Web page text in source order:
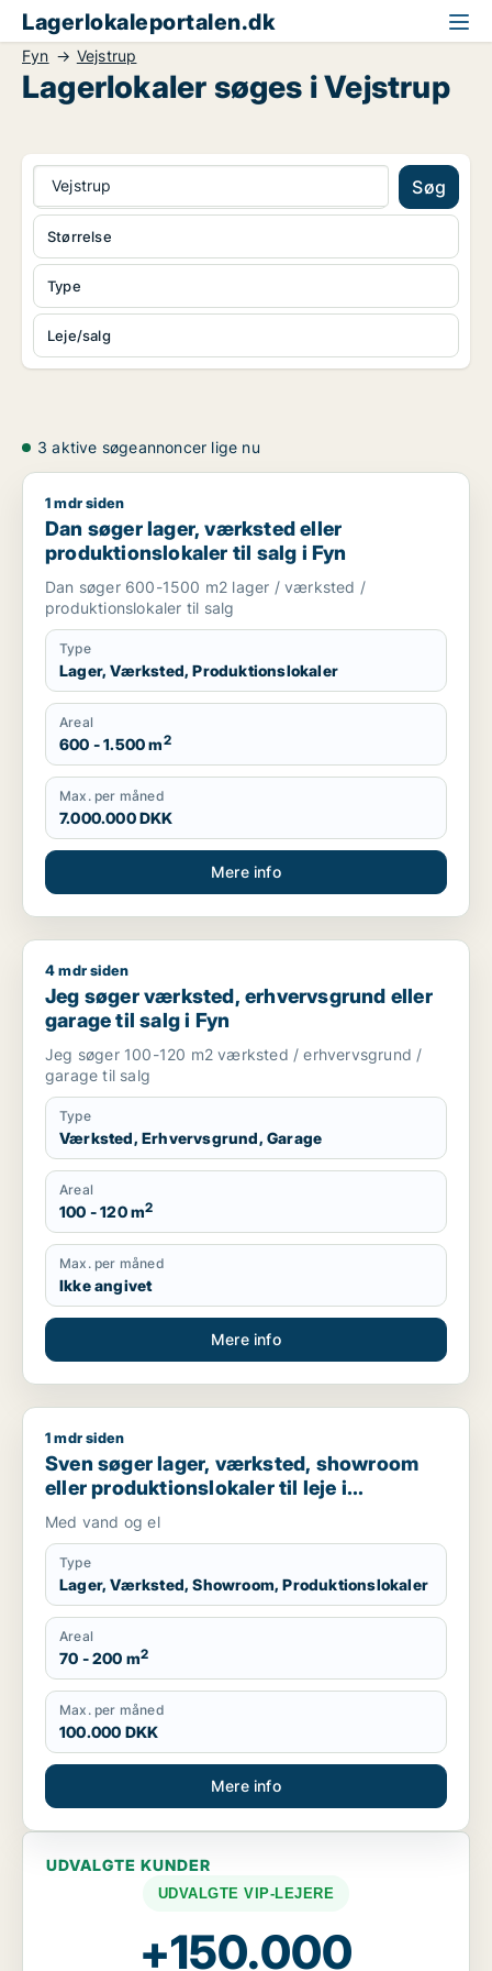
Lagerlokaleportalen.dk
Fyn Vejstrup
Lagerlokaler søges i Vejstrup
Vejstrup Søg
Type
Leje/salg
Størrelse
3 aktive søgeannoncer lige nu
Dan søger lager, værksted eller produktionslokaler til salg i
1 mdr siden
Dan søger lager, værksted eller
produktionslokaler til salg i Fyn
Dan søger 600-1500 m2 lager / værksted /
produktionslokaler til salg
Type
Lager, Værksted, Produktionslokaler
Areal
600 - 1.500 m2
Max. per måned
7.000.000 DKK
Mere info
Jeg søger værksted, erhvervsgrund eller garage til salg i
4 mdr siden
Jeg søger værksted, erhvervsgrund eller
garage til salg i Fyn
Jeg søger 100-120 m2 værksted / erhvervsgrund /
garage til salg
Type
Værksted, Erhvervsgrund, Garage
Areal
100 - 120 m2
Max. per måned
Ikke angivet
Mere info
Sven søger lager, værksted, showroom eller
1 mdr siden
Sven søger lager, værksted, showroom
eller produktionslokaler til leje i
Svendborg, Stenstrup eller Skårup Fyn
Med vand og el
Type
Lager, Værksted, Showroom, Produktionslokaler
Areal
70 - 200 m2
Max. per måned
100.000 DKK
Mere info
UDVALGTE KUNDER
UDVALGTE VIP-LEJERE
+150.000